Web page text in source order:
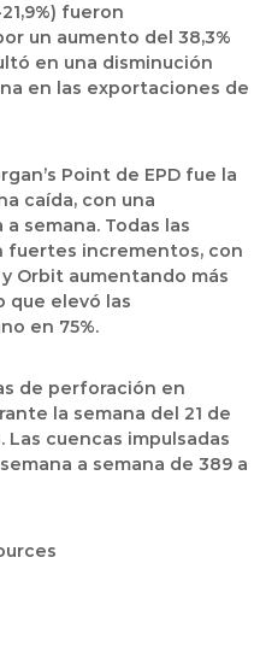
fueron
un aumento del 38,3%
en una disminución
en las exportaciones de
Point de EPDfue la
caída, con una
a semana. Todas las
fuertes incrementos, con
y Orbitaumentando más
que elevó las
en 75%.
de perforación en
la semana del 21 de
. Las cuencas impulsadas
semana a semana de 389 a